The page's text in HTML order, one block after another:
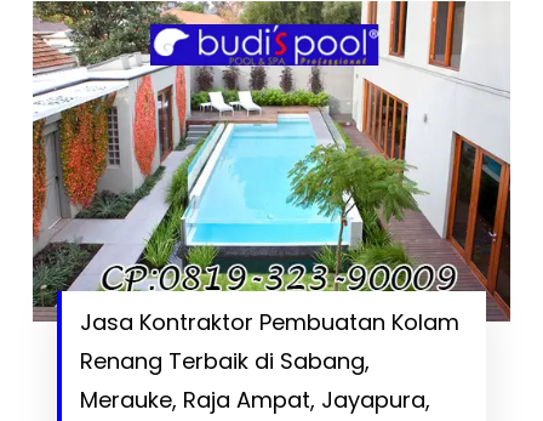
Jasa Kontraktor Pembuatan Kolam
Renang Terbaik di Sabang,
Merauke, Raja Ampat, Jayapura,